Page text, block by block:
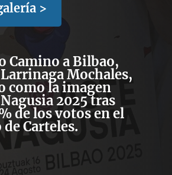
>
Camino a Bilbao,
Mochales,
como la imagen
2025 tras
de los votos en el
Carteles.